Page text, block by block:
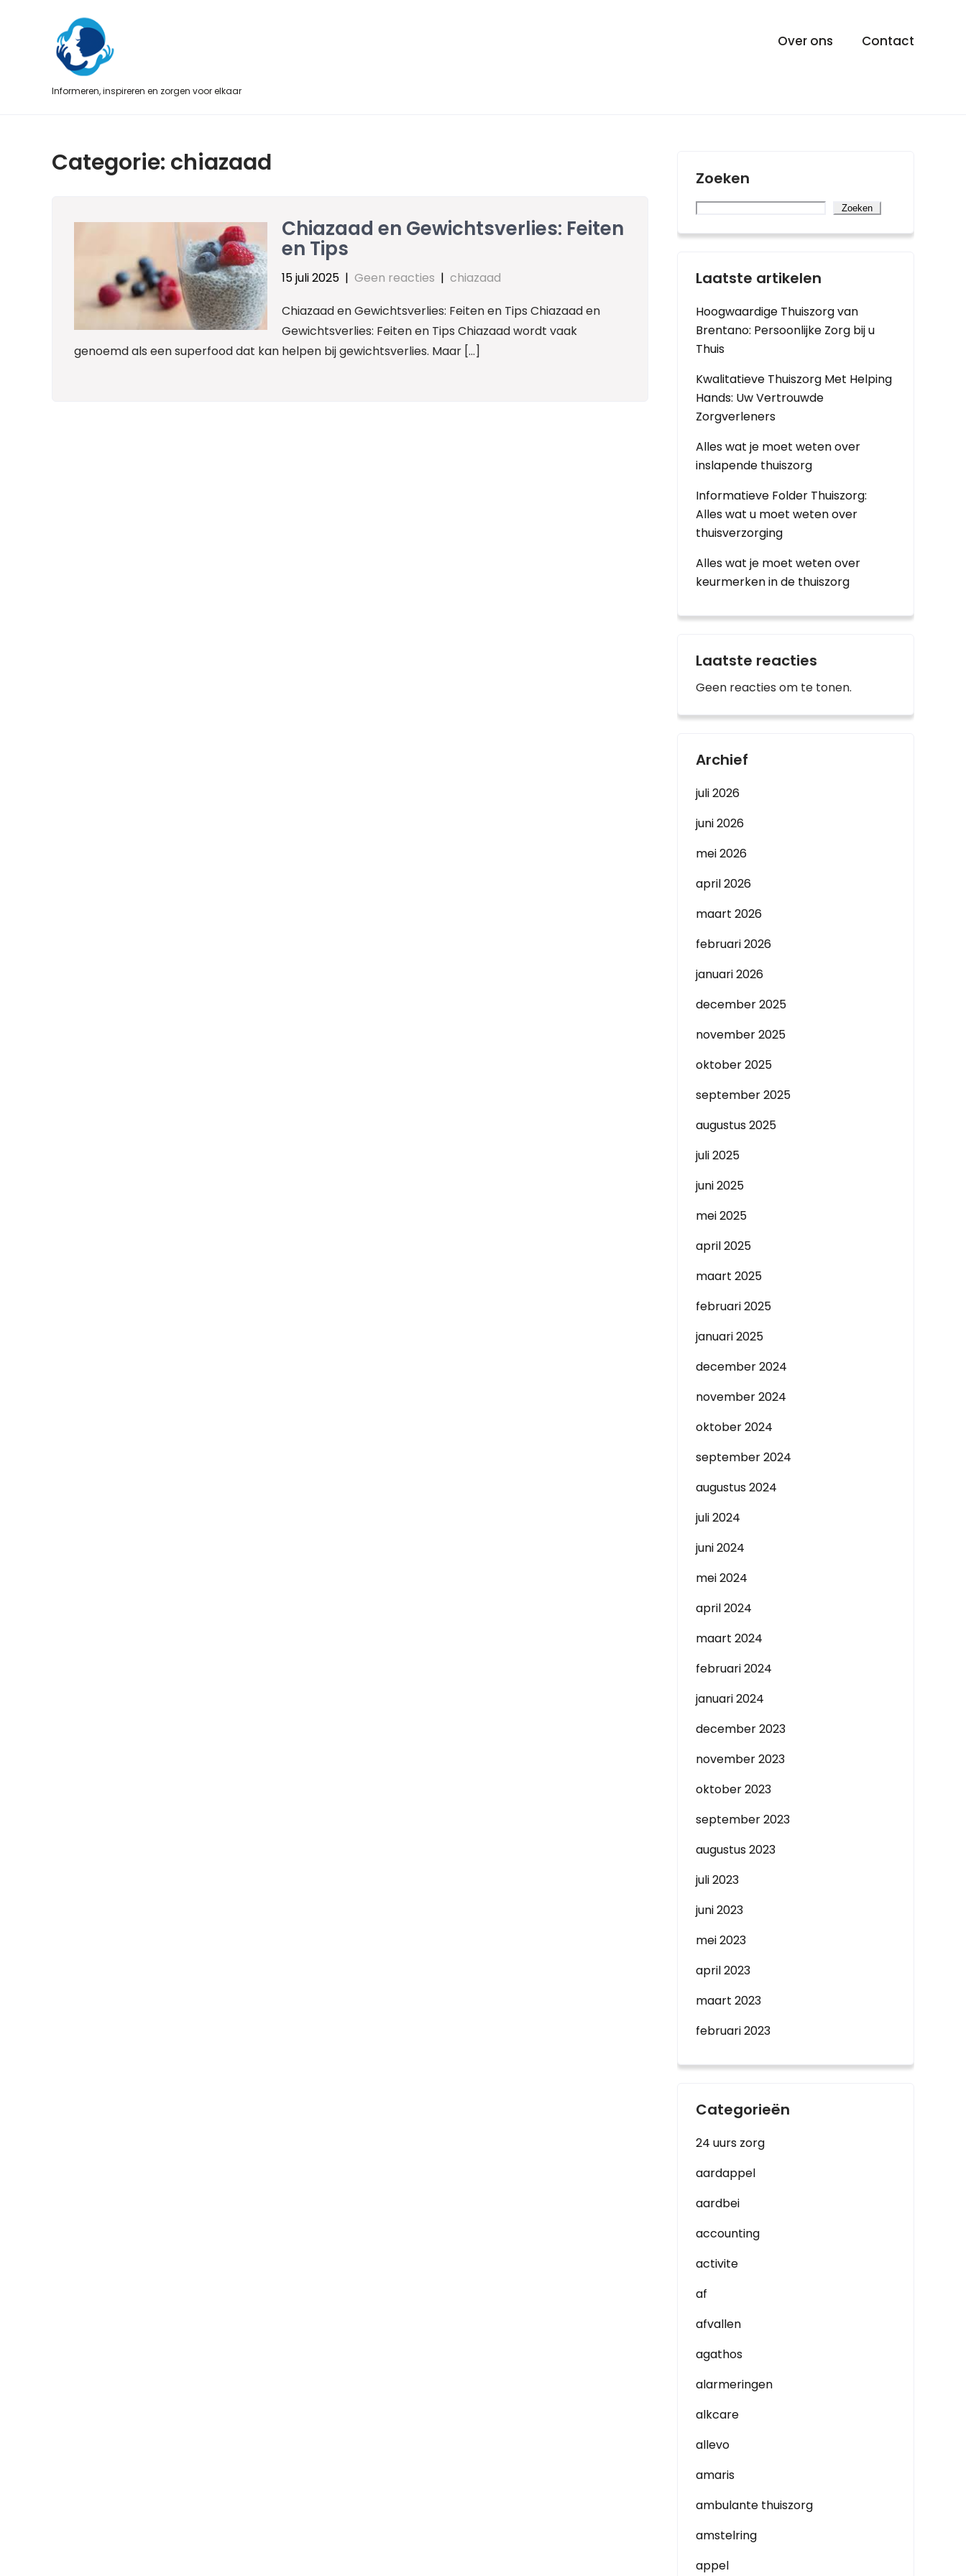
Informeren, inspireren en zorgen voor elkaar
Over ons Contact
Categorie: chiazaad
Chiazaad en Gewichtsverlies: Feiten
en Tips
15 juli 2025 | Geen reacties | chiazaad
Chiazaad en Gewichtsverlies: Feiten en Tips Chiazaad en
Gewichtsverlies: Feiten en Tips Chiazaad wordt vaak
genoemd als een superfood dat kan helpen bij gewichtsverlies. Maar […]
Zoeken
Zoeken
Laatste artikelen
Hoogwaardige Thuiszorg van
Brentano: Persoonlijke Zorg bij u
Thuis
Kwalitatieve Thuiszorg Met Helping
Hands: Uw Vertrouwde
Zorgverleners
Alles wat je moet weten over
inslapende thuiszorg
Informatieve Folder Thuiszorg:
Alles wat u moet weten over
thuisverzorging
Alles wat je moet weten over
keurmerken in de thuiszorg
Laatste reacties
Geen reacties om te tonen.
Archief
juli 2026
juni 2026
mei 2026
april 2026
maart 2026
februari 2026
januari 2026
december 2025
november 2025
oktober 2025
september 2025
augustus 2025
juli 2025
juni 2025
mei 2025
april 2025
maart 2025
februari 2025
januari 2025
december 2024
november 2024
oktober 2024
september 2024
augustus 2024
juli 2024
juni 2024
mei 2024
april 2024
maart 2024
februari 2024
januari 2024
december 2023
november 2023
oktober 2023
september 2023
augustus 2023
juli 2023
juni 2023
mei 2023
april 2023
maart 2023
februari 2023
Categorieën
24 uurs zorg
aardappel
aardbei
accounting
activite
af
afvallen
agathos
alarmeringen
alkcare
allevo
amaris
ambulante thuiszorg
amstelring
appel